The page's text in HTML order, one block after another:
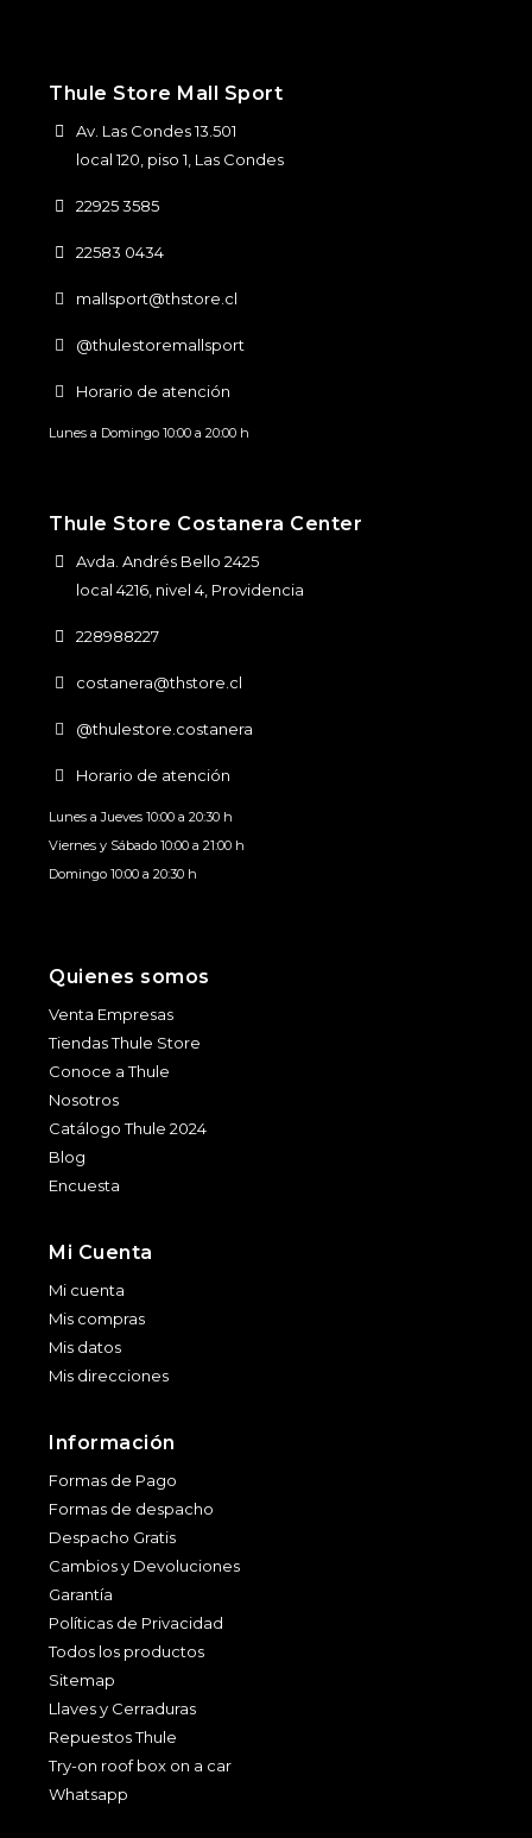
Thule Store Mall Sport
Av. Las Condes 13.501
local 120, piso 1, Las Condes
22925 3585
22583 0434
mallsport@thstore.cl
@thulestoremallsport
Horario de atención
Lunes a Domingo 10:00 a 20:00 h
Thule Store Costanera Center
Avda. Andrés Bello 2425
local 4216, nivel 4, Providencia
228988227
costanera@thstore.cl
@thulestore.costanera
Horario de atención
Lunes a Jueves 10:00 a 20:30 h
Viernes y Sábado 10:00 a 21:00 h
Domingo 10:00 a 20:30 h
Quienes somos
Venta Empresas
Tiendas Thule Store
Conoce a Thule
Nosotros
Catálogo Thule 2024
Blog
Encuesta
Mi Cuenta
Mi cuenta
Mis compras
Mis datos
Mis direcciones
Información
Formas de Pago
Formas de despacho
Despacho Gratis
Cambios y Devoluciones
Garantía
Políticas de Privacidad
Todos los productos
Sitemap
Llaves y Cerraduras
Repuestos Thule
Try-on roof box on a car
Whatsapp